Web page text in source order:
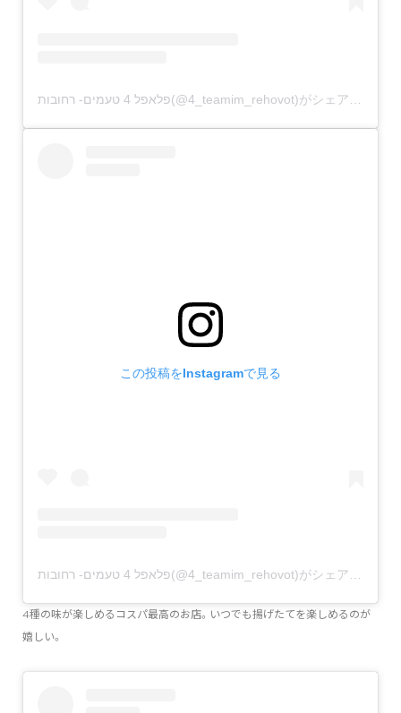
この投稿をInstagramで見る
פלאפל 4 טעמים- רחובות(@4_teamim_rehovot)がシェアした投稿
4種の味が楽しめるコスパ最高のお店。いつでも揚げたてを楽しめるのが
嬉しい。